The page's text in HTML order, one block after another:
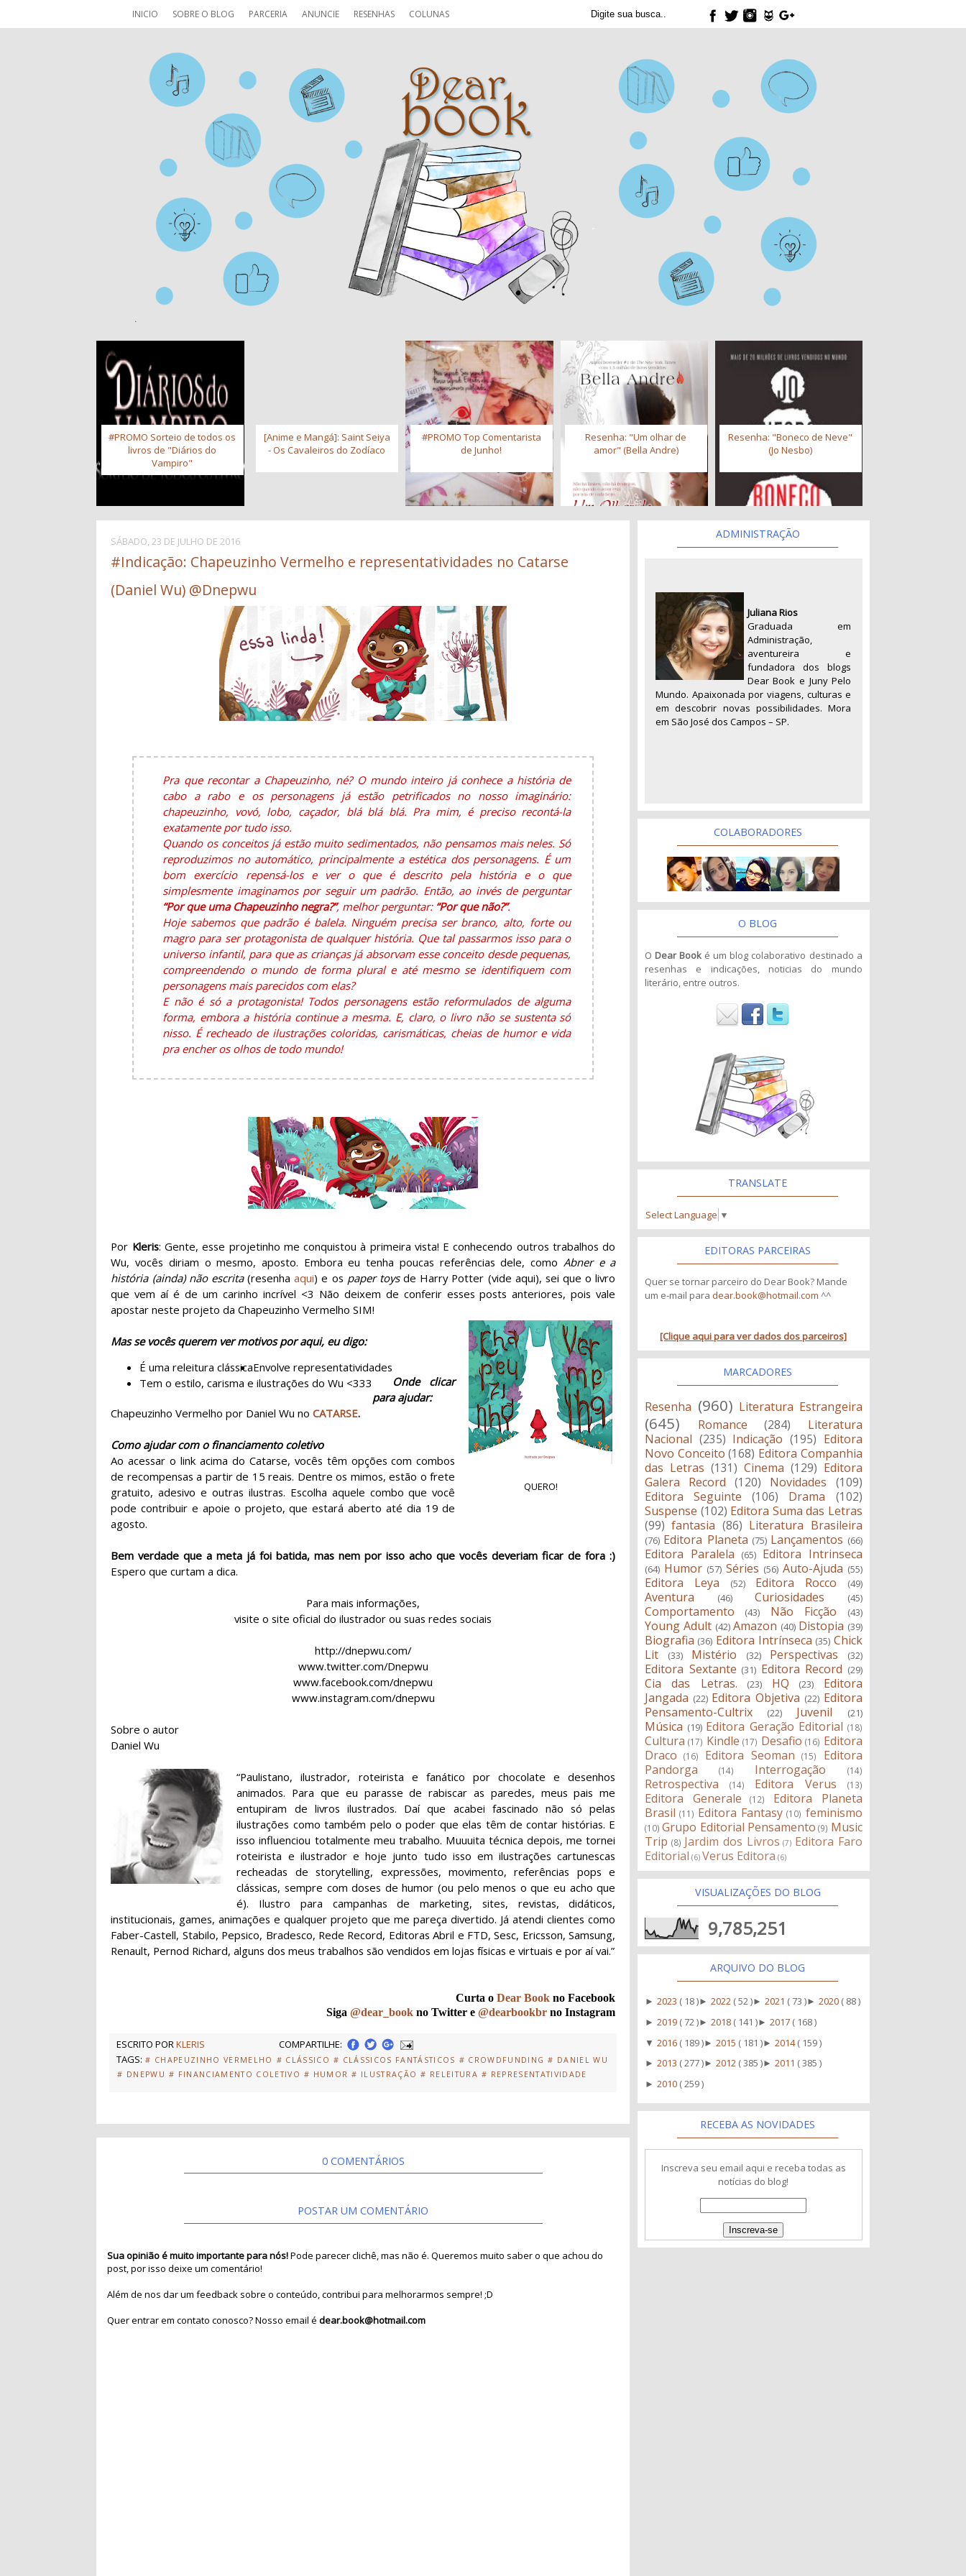
INICIO SOBRE O BLOG PARCERIA ANUNCIE RESENHAS COLUNAS
#PROMO Sorteio de todos os
livros de "Diários do
Vampiro"
[Anime e Mangá]: Saint Seiya
- Os Cavaleiros do Zodíaco
#PROMO Top Comentarista
de Junho!
Resenha: "Um olhar de
amor" (Bella Andre)
Resenha: "Boneco de Neve"
(Jo Nesbo)
SÁBADO, 23 DE JULHO DE 2016
#Indicação: Chapeuzinho Vermelho e representatividades no Catarse
(Daniel Wu) @Dnepwu
Pra que recontar a Chapeuzinho, né? O mundo inteiro já conhece a história de
cabo a rabo e os personagens já estão petrificados no nosso imaginário:
chapeuzinho, vovó, lobo, caçador, blá blá blá. Pra mim, é preciso recontá-la
exatamente por tudo isso.
Quando os conceitos já estão muito sedimentados, não pensamos mais neles. Só
reproduzimos no automático, principalmente a estética dos personagens. É um
bom exercício repensá-los e ver o que é descrito pela história e o que
simplesmente imaginamos por seguir um padrão. Então, ao invés de perguntar
“Por que uma Chapeuzinho negra?”, melhor perguntar: “Por que não?”.
Hoje sabemos que padrão é balela. Ninguém precisa ser branco, alto, forte ou
magro para ser protagonista de qualquer história. Que tal passarmos isso para o
universo infantil, para que as crianças já absorvam esse conceito desde pequenas,
compreendendo o mundo de forma plural e até mesmo se identifiquem com
personagens mais parecidos com elas?
E não é só a protagonista! Todos personagens estão reformulados de alguma
forma, embora a história continue a mesma. E, claro, o livro não se sustenta só
nisso. É recheado de ilustrações coloridas, carismáticas, cheias de humor e vida
pra encher os olhos de todo mundo!
Por Kleris: Gente, esse projetinho me conquistou à primeira vista! E conhecendo outros trabalhos do
Wu, vocês diriam o mesmo, aposto. Embora eu tenha poucas referências dele, como Abner e a
história (ainda) não escrita(resenhaaqui) e os paper toysde Harry Potter (vide aqui), sei que o livro
que vem aí é de um carinho incrível <3 Não deixem de conferir esses posts anteriores, pois vale
apostar neste projeto da Chapeuzinho Vermelho SIM!
QUERO!
Mas se vocês querem ver motivos por aqui, eu digo:
É uma releitura clássicaEnvolve representatividades
Tem o estilo, carisma e ilustrações do Wu <333
Onde clicar
para ajudar:
Chapeuzinho Vermelho por Daniel Wu noCATARSE.
Como ajudar com o financiamento coletivo
Ao acessar o link acima do Catarse, vocês têm opções com combos
de recompensas a partir de 15 reais. Dentre os mimos, estão o frete
gratuito, adesivo e outras ilustras. Escolha aquele combo que você
pode contribuir e apoie o projeto, que estará aberto até dia 19 de
agosto.
Bem verdade que a meta já foi batida, mas nem por isso acho que vocês deveriam ficar de fora :)
Espero que curtam a dica.
Para mais informações,
visite o site oficial do ilustrador ou suas redes sociais
http://dnepwu.com/
www.twitter.com/Dnepwu
www.facebook.com/dnepwu
www.instagram.com/dnepwu
Sobre o autor
Daniel Wu
“Paulistano, ilustrador, roteirista e fanático por chocolate e desenhos
animados. Para que eu parasse de rabiscar as paredes, meus pais me
entupiram de livros ilustrados. Daí que acabei fascinado não só pelas
ilustrações como também pelo o poder que elas têm de contar histórias. E
isso influenciou totalmente meu trabalho. Muuuita técnica depois, me tornei
roteirista e ilustrador e hoje junto tudo isso em ilustrações cartunescas
recheadas de storytelling, expressões, movimento, referências pops e
clássicas, sempre com doses de humor (ou pelo menos o que eu acho que
é). Ilustro para campanhas de marketing, sites, revistas, didáticos,
institucionais, games, animações e qualquer projeto que me pareça divertido. Já atendi clientes como
Faber-Castell, Stabilo, Pepsico, Bradesco, Rede Record, Editoras Abril e FTD, Sesc, Ericsson, Samsung,
Renault, Pernod Richard, alguns dos meus trabalhos são vendidos em lojas físicas e virtuais e por aí vai.”
Curta oDear Book no Facebook
Siga @dear_book no Twitter e @dearbookbr no Instagram
ESCRITO PORKLERIS
COMPARTILHE:
TAGS: # CHAPEUZINHO VERMELHO # CLÁSSICO # CLÁSSICOS FANTÁSTICOS # CROWDFUNDING # DANIEL WU
# DNEPWU # FINANCIAMENTO COLETIVO # HUMOR # ILUSTRAÇÃO # RELEITURA # REPRESENTATIVIDADE
0 COMENTÁRIOS
POSTAR UM COMENTÁRIO
Sua opinião é muito importante para nós!Pode parecer clichê, mas não é. Queremos muito saber o que achou do
post, por isso deixe um comentário!
Além de nos dar um feedback sobre o conteúdo, contribui para melhorarmos sempre! ;D
Quer entrar em contato conosco? Nosso email édear.book@hotmail.com
ADMINISTRAÇÃO
Juliana Rios
Graduada em
Administração,
aventureira e
fundadora dos blogs
Dear Book e Juny Pelo
Mundo. Apaixonada por viagens, culturas e
em descobrir novas possibilidades. Mora
em São José dos Campos – SP.
COLABORADORES
O BLOG
O Dear Book é um blog colaborativo destinado a
resenhas e indicações, noticias do mundo
literário, entre outros.
TRANSLATE
Select Language ▼
EDITORAS PARCEIRAS
Quer se tornar parceiro do Dear Book? Mande
um e-mail para dear.book@hotmail.com ^^
[Clique aqui para ver dados dos parceiros]
MARCADORES
Resenha (960) Literatura Estrangeira
(645) Romance (284)
Literatura
Nacional (235) Indicação (195) Editora
Novo Conceito (168) Editora Companhia
das Letras (131) Cinema (129) Editora
Galera Record
(120) Novidades
(109)
Editora Seguinte
(106) Drama
(102)
Suspense (102) Editora Suma das Letras
(99) fantasia (86) Literatura Brasileira
(76) Editora Planeta (75) Lançamentos (66)
Editora Paralela (65) Editora Intrinseca
(64) Humor (57) Séries (56) Auto-Ajuda (55)
Editora Leya (52) Editora Rocco (49)
Aventura (46) Curiosidades (45)
Comportamento (43) Não Ficção (43)
Young Adult (42) Amazon (40) Distopia (39)
Biografia (36) Editora Intrínseca (35) Chick
Lit
(33) Mistério (32) Perspectivas (32)
Editora Sextante (31) Editora Record (29)
Cia das Letras. (23) HQ (23)
Editora
Jangada (22) Editora Objetiva (22) Editora
Pensamento-Cultrix
(22) Juvenil (21)
Música (19) Editora Geração Editorial (18)
Cultura (17) Kindle (17) Desafio (16) Editora
Draco
(16) Editora Seoman (15)
Editora
Pandorga
(14) Interrogação (14)
Retrospectiva (14) Editora Verus (13)
Editora Generale (12)
Editora Planeta
Brasil (11) Editora Fantasy (10) feminismo
(10) Grupo Editorial Pensamento (9) Music
Trip (8) Jardim dos Livros (7) Editora Faro
Editorial (6) Verus Editora (6)
VISUALIZAÇÕES DO BLOG
9,785,251
ARQUIVO DO BLOG
►2023 ( 18 )►2022 ( 52 )►2021 ( 73 )►2020 ( 88 )
►2019 ( 72 )►2018 ( 141 )►2017 ( 168 )
▼2016 ( 189 )►2015 ( 181 )►2014( 159 )
►2013 ( 277 )►2012 ( 385 )►2011 ( 385 )
►2010 ( 259 )
RECEBA AS NOVIDADES
Inscreva seu email aqui e receba todas as
notícias do blog!